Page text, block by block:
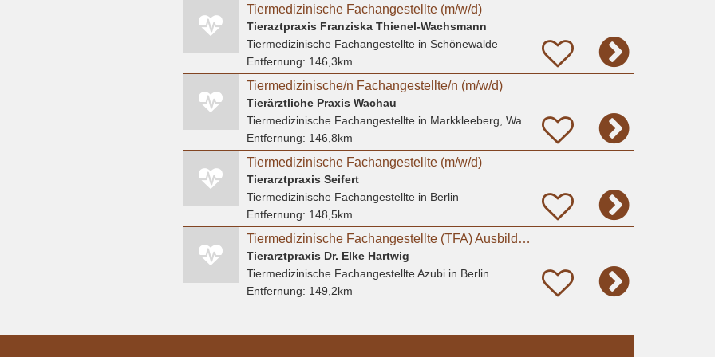
Tiermedizinische Fachangestellte (m/w/d)
Tieraztpraxis Franziska Thienel-Wachsmann
Tiermedizinische Fachangestelltein Schönewalde
Entfernung: 146,3km
Tiermedizinische/n Fachangestellte/n (m/w/d)
Tierärztliche Praxis Wachau
Tiermedizinische Fachangestelltein Markkleeberg, Wachau
Entfernung: 146,8km
Tiermedizinische Fachangestellte (m/w/d)
Tierarztpraxis Seifert
Tiermedizinische Fachangestelltein Berlin
Entfernung: 148,5km
Tiermedizinische Fachangestellte (TFA) Ausbildungsplatz
Tierarztpraxis Dr. Elke Hartwig
Tiermedizinische Fachangestellte Azubiin Berlin
Entfernung: 149,2km